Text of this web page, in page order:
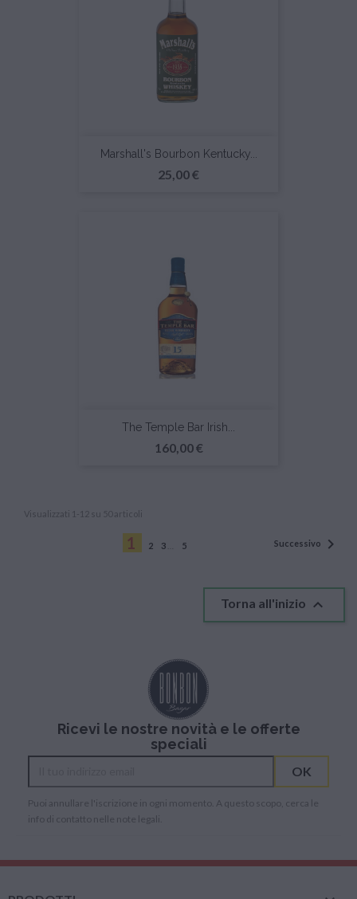
Marshall's Bourbon Kentucky...
Prezzo
25,00 €
The Temple Bar Irish...
Prezzo
160,00 €
Visualizzati 1-12 su 50 articoli
1 2 3 5 Successivo 
Torna all'inizio 
Ricevi le nostre novità e le offerte
speciali
Puoi annullare l'iscrizione in ogni momento. A questo scopo, cerca le
info di contatto nelle note legali.